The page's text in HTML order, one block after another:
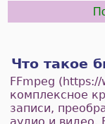
Что такое
FFmpeg
комплексное
записи,